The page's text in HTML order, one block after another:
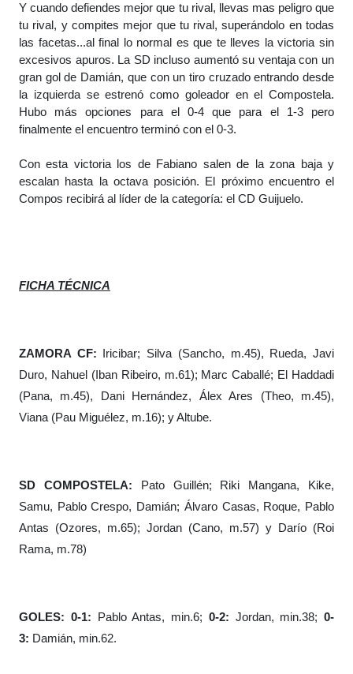
Y cuando defiendes mejor que tu rival, llevas mas peligro que
tu rival, y compites mejor que tu rival, superándolo en todas
las facetas...al final lo normal es que te lleves la victoria sin
excesivos apuros. La SD incluso aumentó su ventaja con un
gran gol de Damián, que con un tiro cruzado entrando desde
la izquierda se estrenó como goleador en el Compostela.
Hubo más opciones para el 0-4 que para el 1-3 pero
finalmente el encuentro terminó con el 0-3.
Con esta victoria los de Fabiano salen de la zona baja y
escalan hasta la octava posición. El próximo encuentro el
Compos recibirá al líder de la categoría: el CD Guijuelo.
FICHA TÉCNICA
ZAMORA CF: Iricibar; Silva (Sancho, m.45), Rueda, Javi
Duro, Nahuel (Iban Ribeiro, m.61); Marc Caballé; El Haddadi
(Pana, m.45), Dani Hernández, Álex Ares (Theo, m.45),
Viana (Pau Miguélez, m.16); y Altube.
SD COMPOSTELA: Pato Guillén; Riki Mangana, Kike,
Samu, Pablo Crespo, Damián; Álvaro Casas, Roque, Pablo
Antas (Ozores, m.65); Jordan (Cano, m.57) y Darío (Roi
Rama, m.78)
GOLES: 0-1: Pablo Antas, min.6; 0-2: Jordan, min.38; 0-
3: Damián, min.62.